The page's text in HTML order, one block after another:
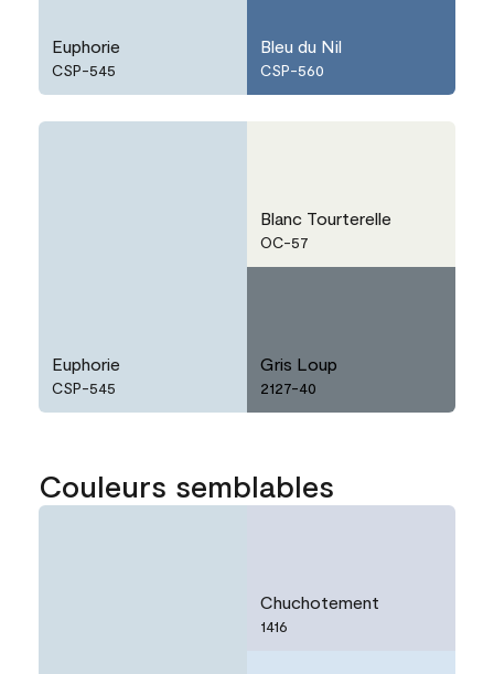
Euphorie
CSP-545
Bleu du Nil
CSP-560
Euphorie
CSP-545
Blanc Tourterelle
OC-57
Gris Loup
2127-40
Couleurs semblables
Chuchotement
1416